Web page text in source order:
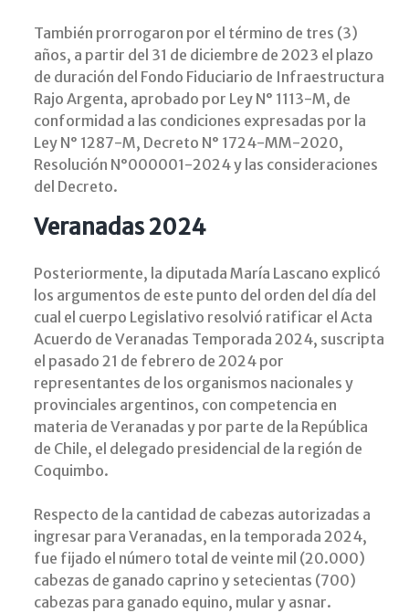
También prorrogaron por el término de tres (3)
años, a partir del 31 de diciembre de 2023 el plazo
de duración del Fondo Fiduciario de Infraestructura
Rajo Argenta, aprobado por Ley N° 1113-M, de
conformidad a las condiciones expresadas por la
Ley N° 1287-M, Decreto N° 1724-MM-2020,
Resolución N°000001-2024 y las consideraciones
del Decreto.
Veranadas 2024
Posteriormente, la diputada María Lascano explicó
los argumentos de este punto del orden del día del
cual el cuerpo Legislativo resolvió ratificar el Acta
Acuerdo de Veranadas Temporada 2024, suscripta
el pasado 21 de febrero de 2024 por
representantes de los organismos nacionales y
provinciales argentinos, con competencia en
materia de Veranadas y por parte de la República
de Chile, el delegado presidencial de la región de
Coquimbo.
Respecto de la cantidad de cabezas autorizadas a
ingresar para Veranadas, en la temporada 2024,
fue fijado el número total de veinte mil (20.000)
cabezas de ganado caprino y setecientas (700)
cabezas para ganado equino, mular y asnar.